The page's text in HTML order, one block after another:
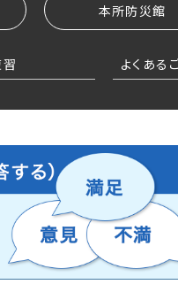
本所防災館
習 よくある